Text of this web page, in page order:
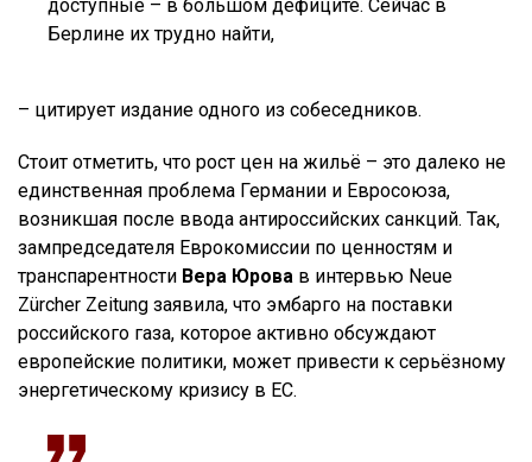
доступные – в большом дефиците. Сейчас в
Берлине их трудно найти,
– цитирует издание одного из собеседников.
Стоит отметить, что рост цен на жильё – это далеко не
единственная проблема Германии и Евросоюза,
возникшая после ввода антироссийских санкций. Так,
зампредседателя Еврокомиссии по ценностям и
транспарентности Вера Юрова в интервью Neue
Zürcher Zeitung заявила, что эмбарго на поставки
российского газа, которое активно обсуждают
европейские политики, может привести к серьёзному
энергетическому кризису в ЕС.